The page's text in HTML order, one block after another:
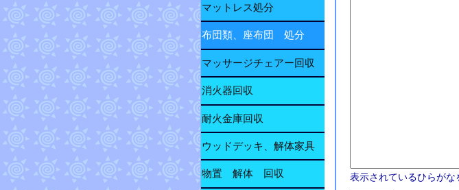
表示されているひらが
マットレス処分
布団類、座布団 処分
マッサージチェアー回収
消火器回収
耐火金庫回収
ウッドデッキ、解体家具
物置 解体 回収